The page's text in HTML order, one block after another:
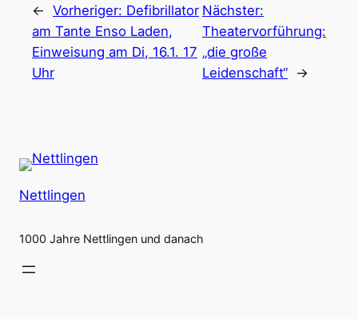
← Vorheriger: Defibrillator
am Tante Enso Laden,
Einweisung am Di, 16.1. 17
Uhr
Nächster:
Theatervorführung:
„die große
Leidenschaft“ →
Nettlingen
1000 Jahre Nettlingen und danach